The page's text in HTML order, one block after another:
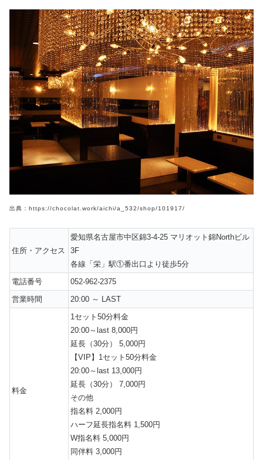
出典：https://chocolat.work/aichi/a_532/shop/101917/
住所・アクセス
愛知県名古屋市中区錦3-4-25 マリオット錦Northビル
3F
各線「栄」駅①番出口より徒歩5分
電話番号
052-962-2375
営業時間
20:00 ～ LAST
料金
1セット50分料金
20:00～last 8,000円
延長（30分） 5,000円
【VIP】1セット50分料金
20:00～last 13,000円
延長（30分） 7,000円
その他
指名料 2,000円
ハーフ延長指名料 1,500円
W指名料 5,000円
同伴料 3,000円